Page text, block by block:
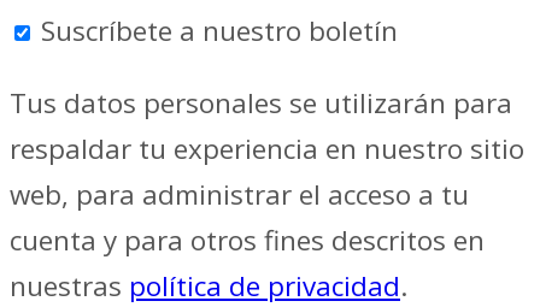
Suscríbete a nuestro boletín
Tus datos personales se utilizarán para
respaldar tu experiencia en nuestro sitio
web, para administrar el acceso a tu
cuenta y para otros fines descritos en
nuestras política de privacidad.